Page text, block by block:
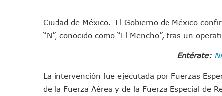
IMSS Invierte 12.6 MDP
En Abril 2027 Terminarán
Este Viernes, Lemus
Nidos De Lluvia Busca
Ciudad de México.- El Gobierno de México
“N”, conocido como “El Mencho”, tras un
Entérate:
La intervención fue ejecutada por Fuerzas
de la Fuerza Aérea y de la Fuerza Especial de